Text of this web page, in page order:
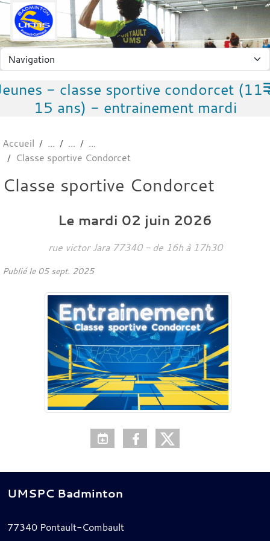
- classe sportive condorcet (11
15 ans) - entrainement mardi
Accueil
Classe sportive Condorcet
Classe sportive Condorcet
Le mardi 02 juin 2026
rue victor Jara 77340 - de 16h à 17h30
Publié le 05 sept. 2025
UMSPC Badminton
77340 Pontault-Combault
Panneau de gestion des cookies